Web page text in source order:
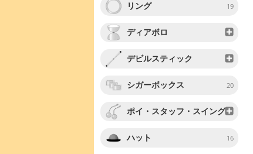
リング 19
ディアボロ
デビルスティック
シガーボックス 20
ポイ・スタッフ・スイング
ハット 16